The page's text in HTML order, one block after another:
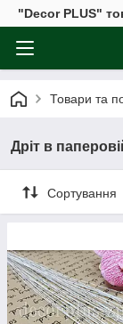
"Decor PLUS"
Товари та
Дріт в
Сортування